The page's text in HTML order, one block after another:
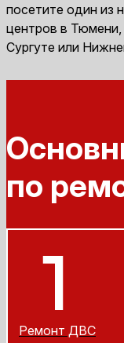
посетите один из
центров в Тюмени,
Сургуте или
по
Ремонт ДВС